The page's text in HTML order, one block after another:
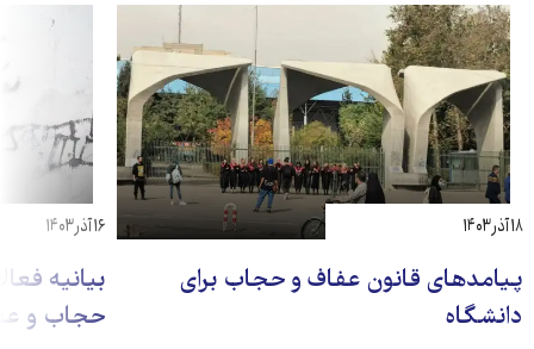
پیامدهای قانون عفاف و حجاب برای
دانشگاه
۱۸ آذر ۱۴۰۳
بیانیه
حجاب و
۱۶ آذر ۱۴۰۳